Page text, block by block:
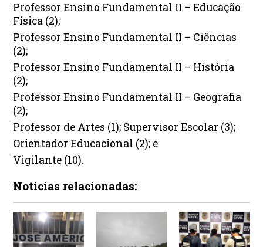
Professor Ensino Fundamental II – Educação
Física (2);
Professor Ensino Fundamental II – Ciências
(2);
Professor Ensino Fundamental II – História
(2);
Professor Ensino Fundamental II – Geografia
(2);
Professor de Artes (1); Supervisor Escolar (3);
Orientador Educacional (2); e
Vigilante (10).
Notícias relacionadas: